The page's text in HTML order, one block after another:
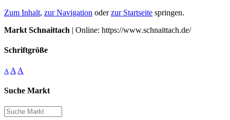
Zum Inhalt, zur Navigation oderzur Startseite springen.
Markt Schnaittach | Online: https://www.schnaittach.de/
Schriftgröße
A A A
Suche Markt